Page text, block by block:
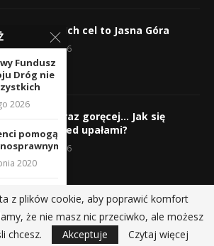
Wyruszyli! Ich cel to Jasna Góra
5 sierpnia 2026
Gorąco, coraz goręcej… Jak się
chronić przed upałami?
4 sierpnia 2026
@2019 - All Right Reserved.
Fundusz
Dróg nie
2026
pomogą
2020
…
2024
z plików cookie, aby poprawić komfort
że nie masz nic przeciwko, ale możesz
chcesz.
Akceptuje Czytaj więcej